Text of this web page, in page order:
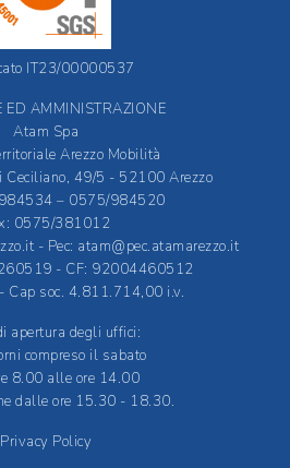
IT23/00000537
ED AMMINISTRAZIONE
Atam Spa
Arezzo Mobilità
Ceciliano, 49/5 - 52100 Arezzo
– 0575/984520
0575/381012
- Pec: atam@pec.atamarezzo.it
- CF: 92004460512
Cap soc. 4.811.714,00 i.v.
apertura degli uffici:
compreso il sabato
8.00 alle ore 14.00
dalle ore 15.30 - 18.30.
Privacy Policy